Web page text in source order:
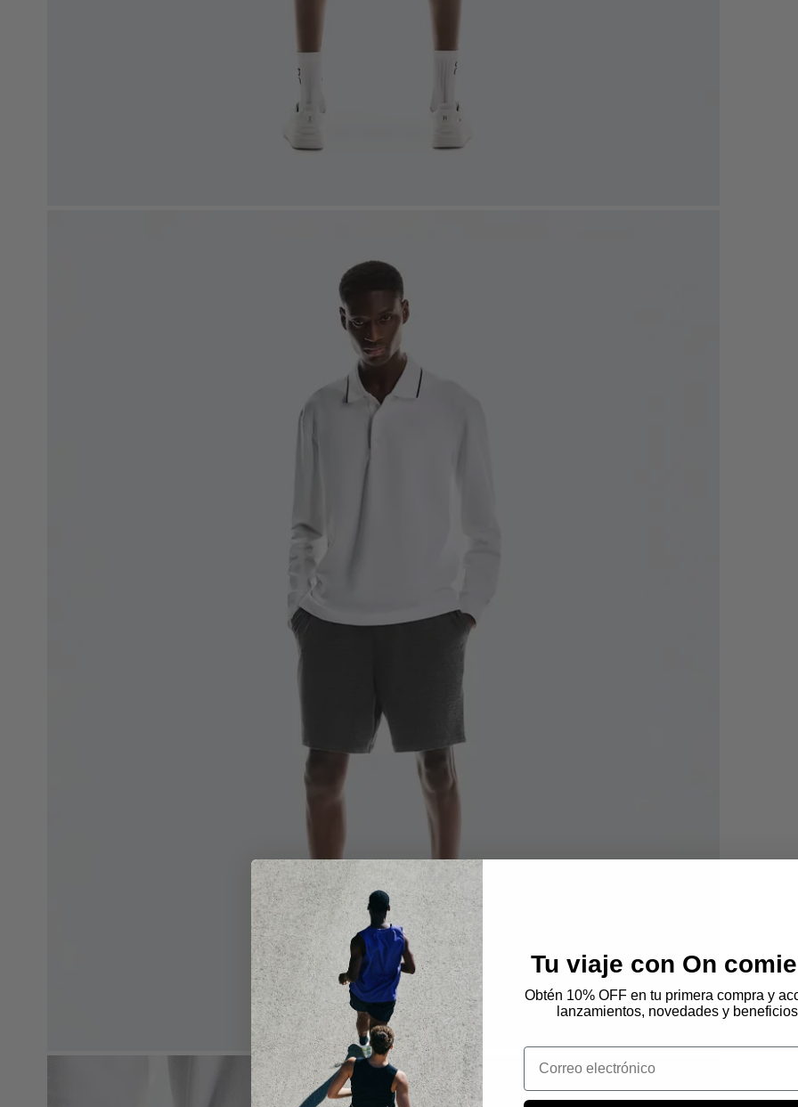
Tu viaje con On
Obtén 10% OFF en tu primera compra y
lanzamientos, novedades y
Email